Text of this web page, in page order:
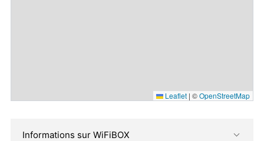
Leaflet | ©OpenStreetMap
Informations sur WiFiBOX